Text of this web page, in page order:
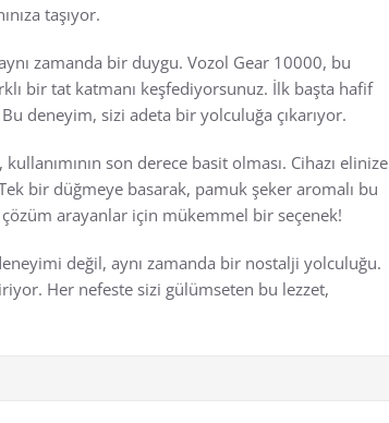
taşıyor.
zamanda bir duygu. Vozol Gear 10000, bu
bir tat katmanı keşfediyorsunuz. İlk başta hafif
deneyim, sizi adeta bir yolculuğa çıkarıyor.
son derece basit olması. Cihazı elinize
Tek bir düğmeye basarak, pamuk şeker aromalı bu
arayanlar için mükemmel bir seçenek!
değil, aynı zamanda bir nostalji yolculuğu.
Her nefeste sizi gülümseten bu lezzet,